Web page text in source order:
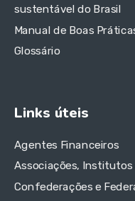
sustentável do Brasil
Manual de Boas
Glossário
Links úteis
Agentes Financeiros
Associações, Institutos
Confederações e